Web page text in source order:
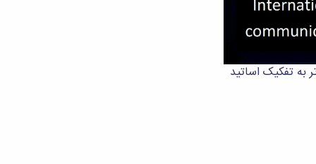
به تفکیک اساتید